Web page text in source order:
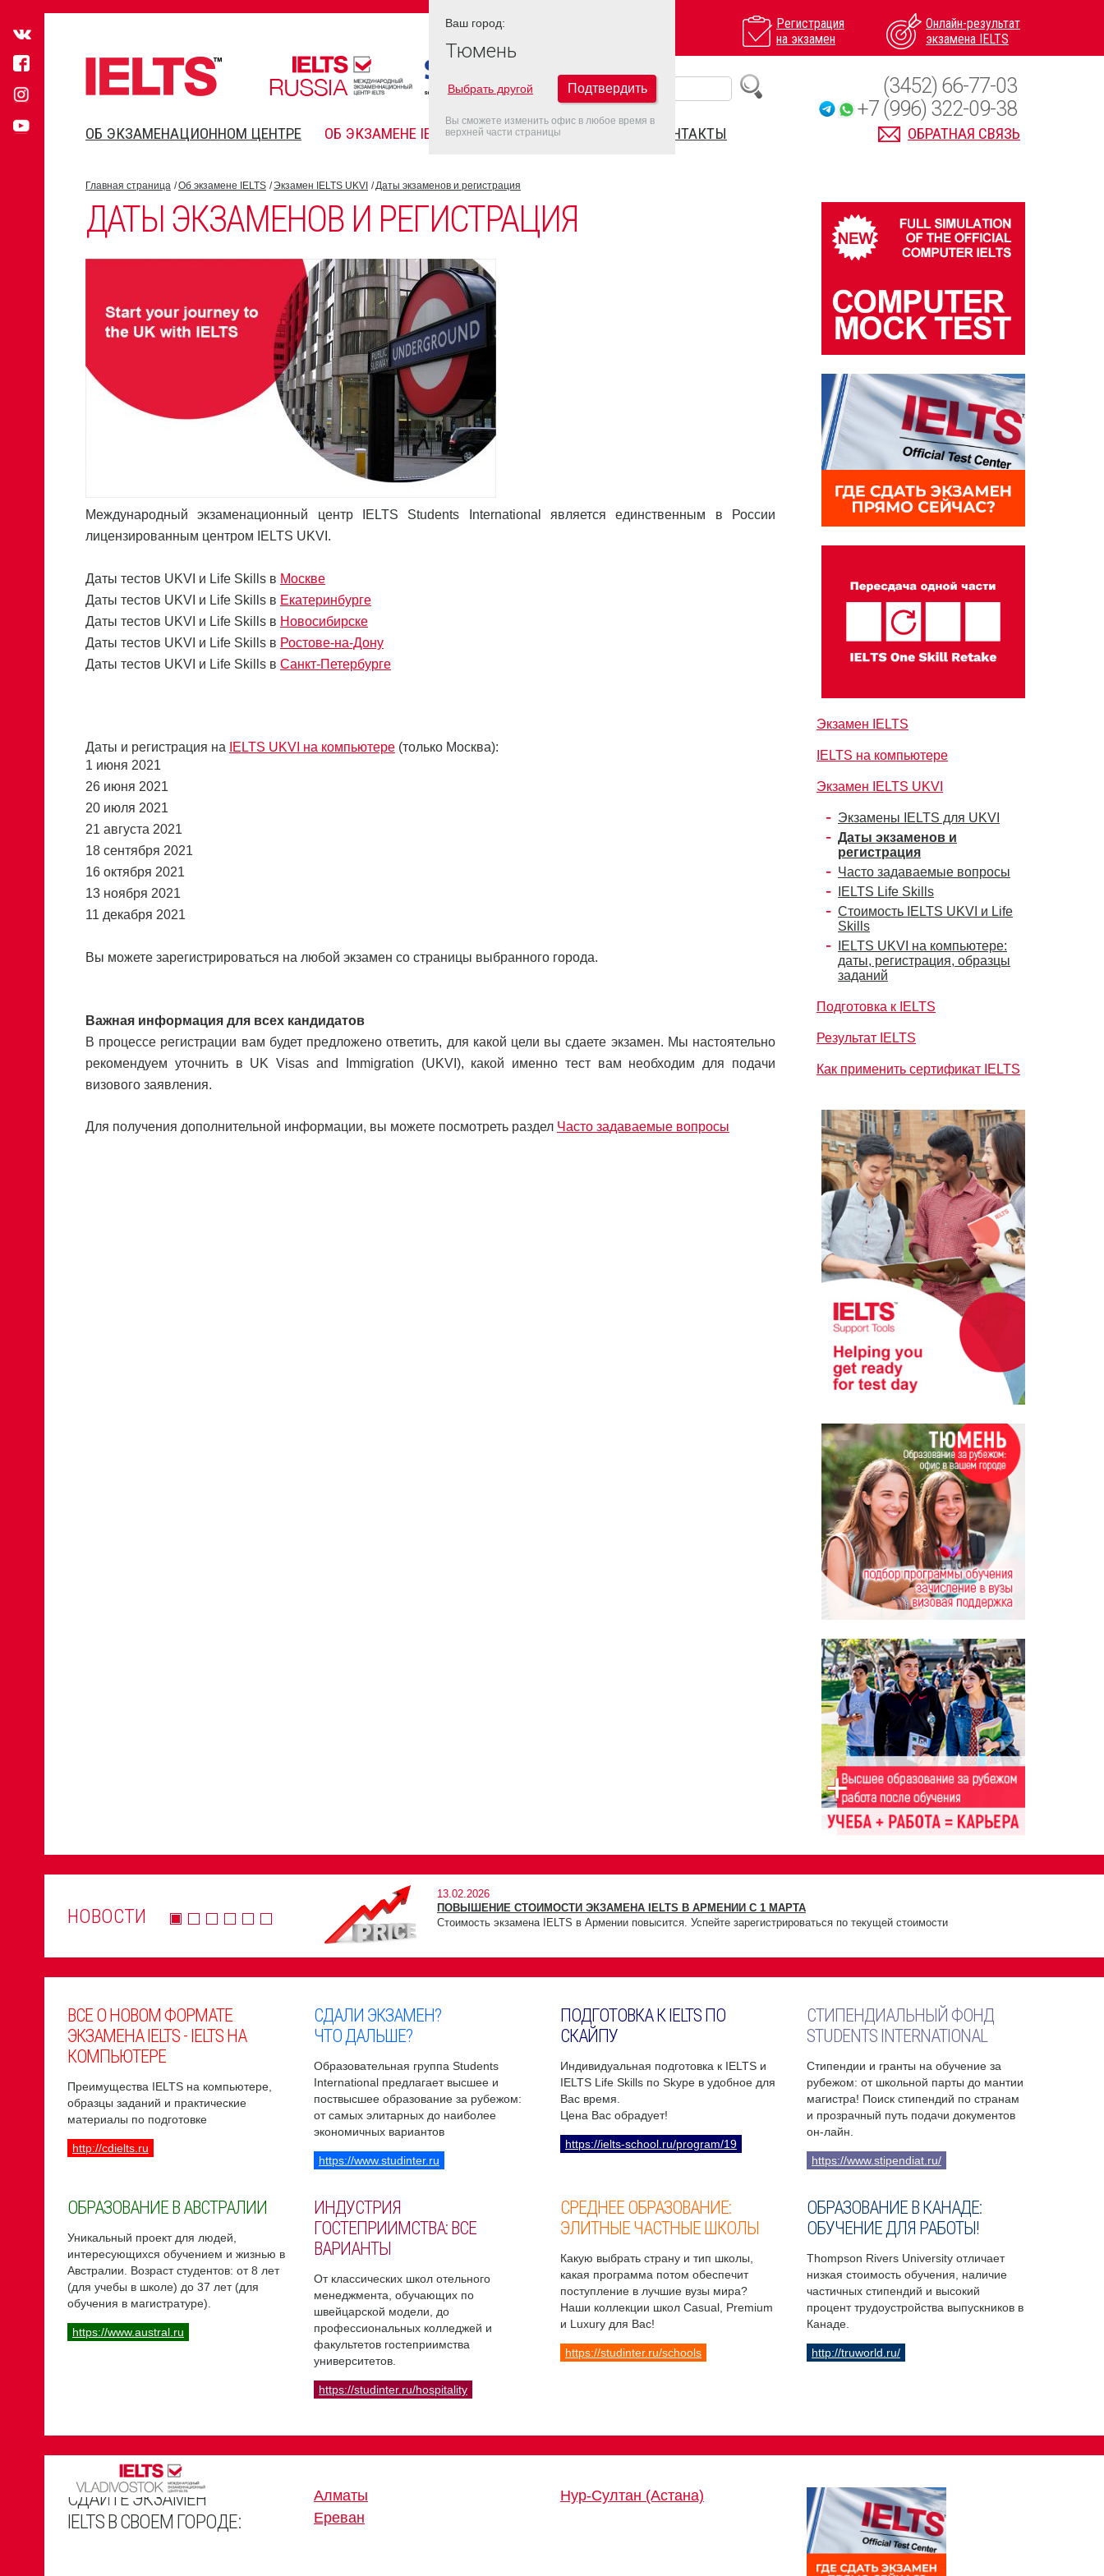
Регистрация
на экзамен
Онлайн-результат
экзамена IELTS
ОБ ЭКЗАМЕНАЦИОННОМ ЦЕНТРЕ ОБ ЭКЗАМЕНЕ IELTS FAQ ДАТЫ IELTS 2022 КОНТАКТЫ ОБРАТНАЯ СВЯЗЬ
(3452) 66-77-03
+7 (996) 322-09-38
Главная страница Об экзамене IELTS Экзамен IELTS UKVI Даты экзаменов и регистрация
ДАТЫ ЭКЗАМЕНОВ И РЕГИСТРАЦИЯ
Международный экзаменационный центр IELTS Students International является единственным в России
лицензированным центром IELTS UKVI.
Даты тестов UKVI и Life Skills в Москве
Даты тестов UKVI и Life Skills в Екатеринбурге
Даты тестов UKVI и Life Skills в Новосибирске
Даты тестов UKVI и Life Skills в Ростове-на-Дону
Даты тестов UKVI и Life Skills в Санкт-Петербурге
Даты и регистрация на IELTS UKVI на компьютере (только Москва):
1 июня 2021
26 июня 2021
20 июля 2021
21 августа 2021
18 сентября 2021
16 октября 2021
13 ноября 2021
11 декабря 2021
Вы можете зарегистрироваться на любой экзамен со страницы выбранного города.
Важная информация для всех кандидатов
В процессе регистрации вам будет предложено ответить, для какой цели вы сдаете экзамен. Мы настоятельно
рекомендуем уточнить в UK Visas and Immigration (UKVI), какой именно тест вам необходим для подачи
визового заявления.
Для получения дополнительной информации, вы можете посмотреть раздел Часто задаваемые вопросы
Экзамен IELTS
IELTS на компьютере
Экзамен IELTS UKVI
Экзамены IELTS для UKVI
Даты экзаменов и
регистрация
Часто задаваемые вопросы
IELTS Life Skills
Стоимость IELTS UKVI и Life
Skills
IELTS UKVI на компьютере:
даты, регистрация, образцы
заданий
Подготовка к IELTS
Результат IELTS
Как применить сертификат IELTS
НОВОСТИ
13.02.2026
ПОВЫШЕНИЕ СТОИМОСТИ ЭКЗАМЕНА IELTS В АРМЕНИИ С 1 МАРТА
Стоимость экзамена IELTS в Армении повысится. Успейте зарегистрироваться по текущей стоимости
ВСЕ О НОВОМ ФОРМАТЕ
ЭКЗАМЕНА IELTS - IELTS НА
КОМПЬЮТЕРЕ
Преимущества IELTS на компьютере,
образцы заданий и практические
материалы по подготовке
http://cdielts.ru
СДАЛИ ЭКЗАМЕН?
ЧТО ДАЛЬШЕ?
Образовательная группа Students
International предлагает высшее и
поствысшее образование за рубежом:
от самых элитарных до наиболее
экономичных вариантов
https://www.studinter.ru
ПОДГОТОВКА К IELTS ПО
СКАЙПУ
Индивидуальная подготовка к IELTS и
IELTS Life Skills по Skype в удобное для
Вас время.
Цена Вас обрадует!
https://ielts-school.ru/program/19
СТИПЕНДИАЛЬНЫЙ ФОНД
STUDENTS INTERNATIONAL
Стипендии и гранты на обучение за
рубежом: от школьной парты до мантии
магистра! Поиск стипендий по странам
и прозрачный путь подачи документов
он-лайн.
https://www.stipendiat.ru/
ОБРАЗОВАНИЕ В АВСТРАЛИИ
Уникальный проект для людей,
интересующихся обучением и жизнью в
Австралии. Возраст студентов: от 8 лет
(для учебы в школе) до 37 лет (для
обучения в магистратуре).
https://www.austral.ru
ИНДУСТРИЯ
ГОСТЕПРИИМСТВА: ВСЕ
ВАРИАНТЫ
От классических школ отельного
менеджмента, обучающих по
швейцарской модели, до
профессиональных колледжей и
факультетов гостеприимства
университетов.
https://studinter.ru/hospitality
СРЕДНЕЕ ОБРАЗОВАНИЕ:
ЭЛИТНЫЕ ЧАСТНЫЕ ШКОЛЫ
Какую выбрать страну и тип школы,
какая программа потом обеспечит
поступление в лучшие вузы мира?
Наши коллекции школ Casual, Premium
и Luxury для Вас!
https://studinter.ru/schools
ОБРАЗОВАНИЕ В КАНАДЕ:
ОБУЧЕНИЕ ДЛЯ РАБОТЫ!
Thompson Rivers University отличает
низкая стоимость обучения, наличие
частичных стипендий и высокий
процент трудоустройства выпускников в
Канаде.
http://truworld.ru/
СДАЙТЕ ЭКЗАМЕН
IELTS В СВОЕМ ГОРОДЕ:
Алматы
Ереван
Нур-Султан (Астана)
Ваш город:
Тюмень
Выбрать другой Подтвердить
Вы сможете изменить офис в любое время в
верхней части страницы